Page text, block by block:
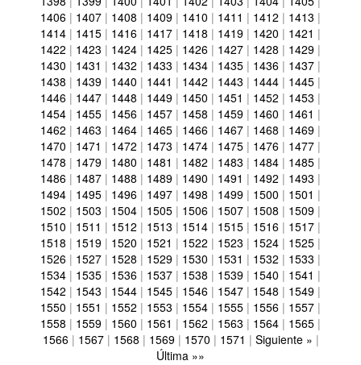
1406 | 1407 | 1408 | 1409 | 1410 | 1411 | 1412 | 1413 |
1414 | 1415 | 1416 | 1417 | 1418 | 1419 | 1420 | 1421 |
1422 | 1423 | 1424 | 1425 | 1426 | 1427 | 1428 | 1429 |
1430 | 1431 | 1432 | 1433 | 1434 | 1435 | 1436 | 1437 |
1438 | 1439 | 1440 | 1441 | 1442 | 1443 | 1444 | 1445 |
1446 | 1447 | 1448 | 1449 | 1450 | 1451 | 1452 | 1453 |
1454 | 1455 | 1456 | 1457 | 1458 | 1459 | 1460 | 1461 |
1462 | 1463 | 1464 | 1465 | 1466 | 1467 | 1468 | 1469 |
1470 | 1471 | 1472 | 1473 | 1474 | 1475 | 1476 | 1477 |
1478 | 1479 | 1480 | 1481 | 1482 | 1483 | 1484 | 1485 |
1486 | 1487 | 1488 | 1489 | 1490 | 1491 | 1492 | 1493 |
1494 | 1495 | 1496 | 1497 | 1498 | 1499 | 1500 | 1501 |
1502 | 1503 | 1504 | 1505 | 1506 | 1507 | 1508 | 1509 |
1510 | 1511 | 1512 | 1513 | 1514 | 1515 | 1516 | 1517 |
1518 | 1519 | 1520 | 1521 | 1522 | 1523 | 1524 | 1525 |
1526 | 1527 | 1528 | 1529 | 1530 | 1531 | 1532 | 1533 |
1534 | 1535 | 1536 | 1537 | 1538 | 1539 | 1540 | 1541 |
1542 | 1543 | 1544 | 1545 | 1546 | 1547 | 1548 | 1549 |
1550 | 1551 | 1552 | 1553 | 1554 | 1555 | 1556 | 1557 |
1558 | 1559 | 1560 | 1561 | 1562 | 1563 | 1564 | 1565 |
1566| 1567| 1568 | 1569| 1570 | 1571 | Siguiente » |
Última »»